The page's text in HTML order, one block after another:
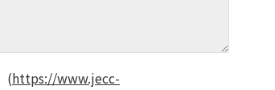
(https://www.jecc-